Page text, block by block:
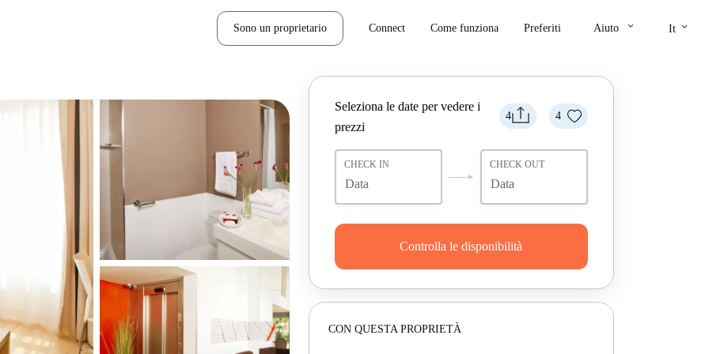
Sono un proprietario Connect Come funziona Preferiti Aiuto keyboard_arrow_down It keyboard_arrow_down
4 4
Seleziona le date per vedere i
prezzi
CHECK IN CHECK OUT
Controlla le disponibilità
CON QUESTA PROPRIETÀ